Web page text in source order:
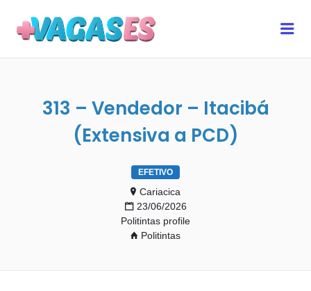
313 – Vendedor – Itacibá
(Extensiva a PCD)
EFETIVO
Cariacica
23/06/2026
Politintas profile
Politintas